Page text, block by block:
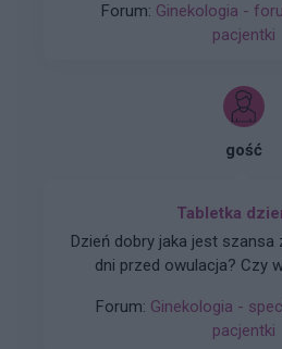
pomoze na ta
Forum: Ginekologia -
pacjentki
gość
Tabletka
Dzień dobry jaka jest
dni przed owulacja? Czy
pewności czy z
dostało
Forum: Ginekologia -
pacjentki